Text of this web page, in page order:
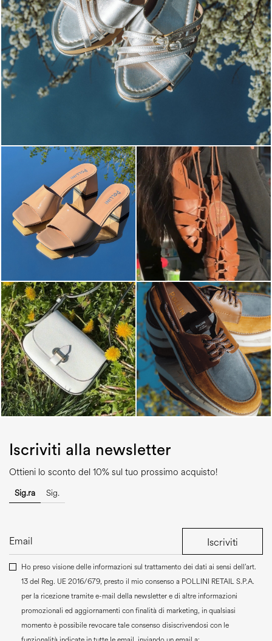
Blending sass and class, the Echos mule in silver is...
Iscriviti alla newsletter
Ottieni lo sconto del 10% sul tuo prossimo acquisto!
Sig.ra Sig.
Iscriviti
Ho preso visione delle informazioni sul trattamento dei dati ai sensi dell’art.
13 del Reg. UE 2016/679, presto il mio consenso a POLLINI RETAIL S.P.A.
per la ricezione tramite e-mail della newsletter e di altre informazioni
promozionali ed aggiornamenti con finalità di marketing, in qualsiasi
momento è possibile revocare tale consenso disiscrivendosi con le